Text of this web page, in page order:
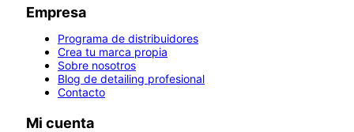
Empresa
Programa de distribuidores
Crea tu marca propia
Sobre nosotros
Blog de detailing profesional
Contacto
Mi cuenta